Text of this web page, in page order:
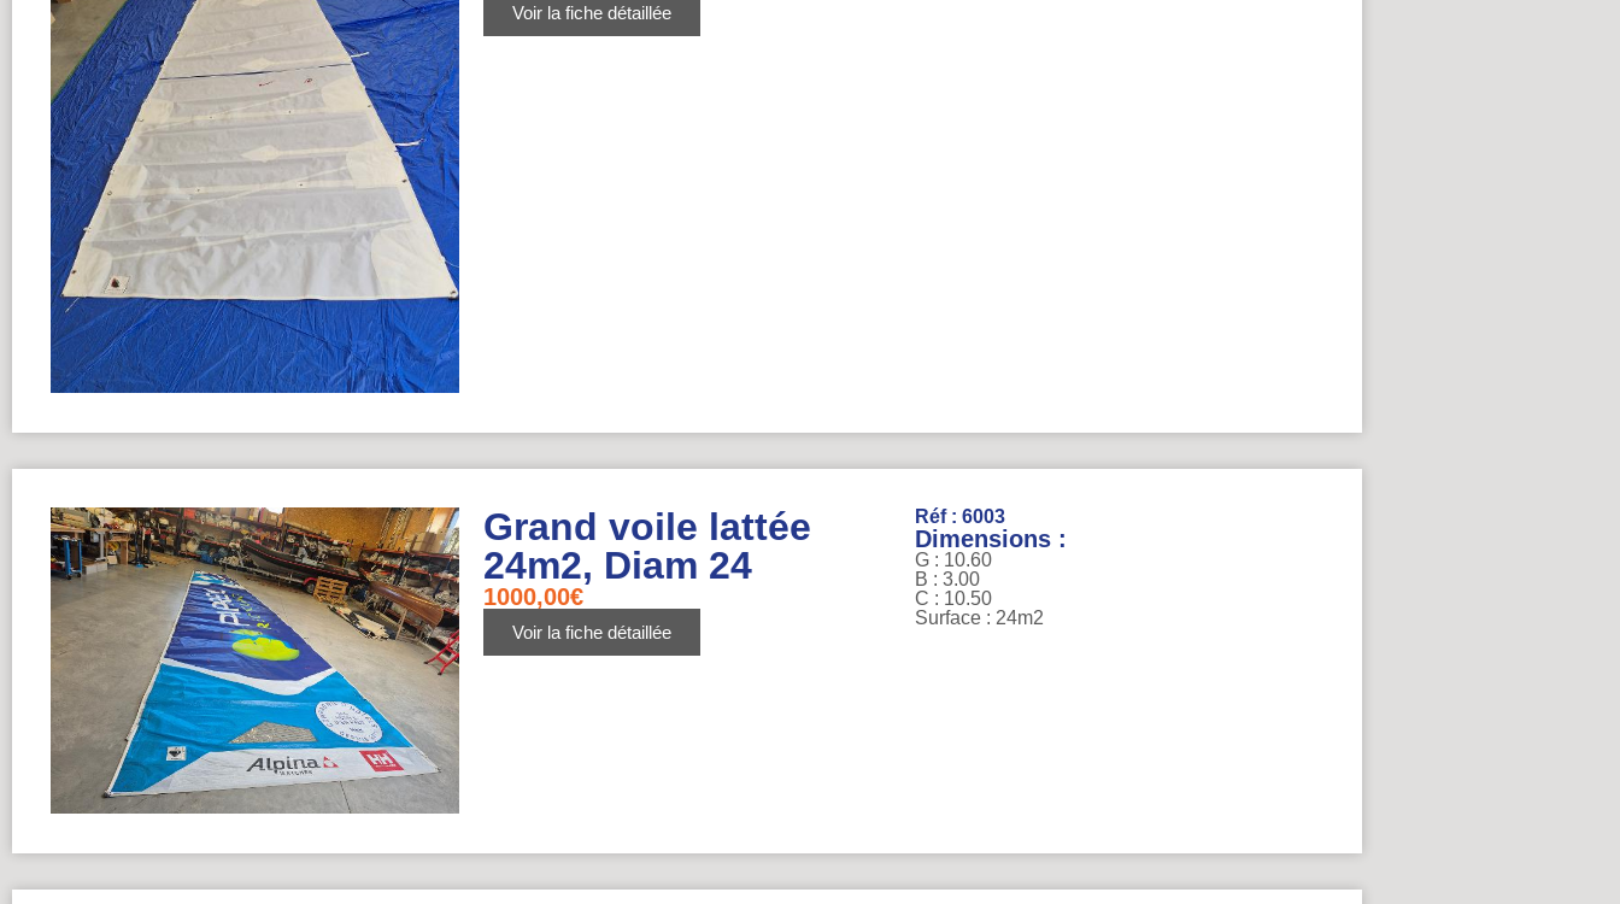
Voir la fiche détaillée
Grand voile lattée
24m2, Diam 24
1000,00€
Voir la fiche détaillée
Réf : 6003
Dimensions :
G : 10.60
B : 3.00
C : 10.50
Surface : 24m2